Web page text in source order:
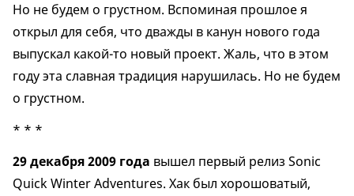
Но не будем о грустном. Вспоминая прошлое я
открыл для себя, что дважды в канун нового года
выпускал какой-то новый проект. Жаль, что в этом
году эта славная традиция нарушилась. Но не будем
о грустном.
* * *
29 декабря 2009 года вышел первый релиз Sonic
Quick Winter Adventures. Хак был хорошоватый,